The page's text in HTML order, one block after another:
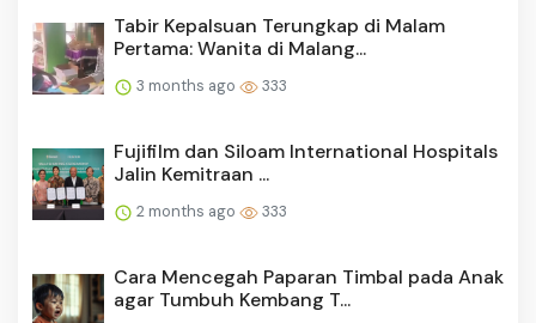
Tabir Kepalsuan Terungkap di Malam
Pertama: Wanita di Malang...
3 months ago 333
Fujifilm dan Siloam International Hospitals
Jalin Kemitraan ...
2 months ago 333
Cara Mencegah Paparan Timbal pada Anak
agar Tumbuh Kembang T...